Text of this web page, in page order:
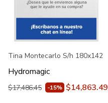
Tina Montecarlo S/h 180x142
Hydromagic
$17,486.45 -15% $14,863.49